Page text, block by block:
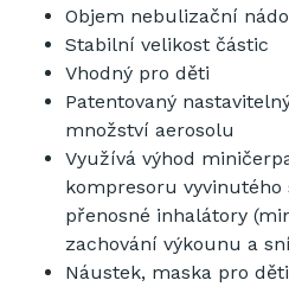
Objem nebulizační
Stabilní velikost částic
Vhodný pro děti
Patentovaný
množství aerosolu
Využívá výhod
kompresoru
přenosné inhalátory
zachování výkounu a
Náustek, maska pro